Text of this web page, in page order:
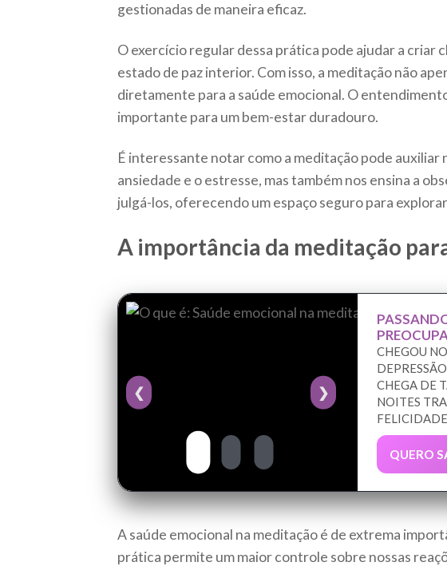
gestionadas de maneira eficaz.
O exercício regular dessa prática pode ajudar a criar
estado de paz interior. Com isso, a meditação não
diretamente para a saúde emocional. O
importante para um bem-estar duradouro.
É interessante notar como a meditação pode auxiliar
ansiedade e o estresse, mas também nos ensina a
julgá-los, oferecendo um espaço seguro para
A importância da meditação
❮ ❯
CHEGOU
CHEGA DE
NOITES
QUERO
A saúde emocional na meditação é de extrema
prática permite um maior controle sobre nossas